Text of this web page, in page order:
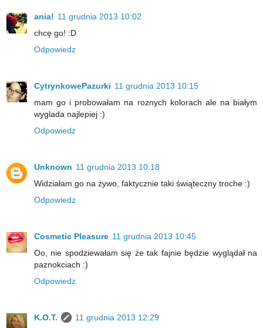
ania! 11 grudnia 2013 10:02
chcę go! :D
Odpowiedz
CytrynkowePazurki 11 grudnia 2013 10:15
mam go i probowałam na roznych kolorach ale na białym
wyglada najlepiej :)
Odpowiedz
Unknown 11 grudnia 2013 10:18
Widziałam go na żywo, faktycznie taki świąteczny troche :)
Odpowiedz
Cosmetic Pleasure 11 grudnia 2013 10:45
Oo, nie spodziewałam się że tak fajnie będzie wyglądał na
paznokciach :)
Odpowiedz
K.O.T.
11 grudnia 2013 12:29